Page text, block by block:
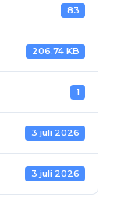
83
206.74 KB
1
3 juli 2026
3 juli 2026